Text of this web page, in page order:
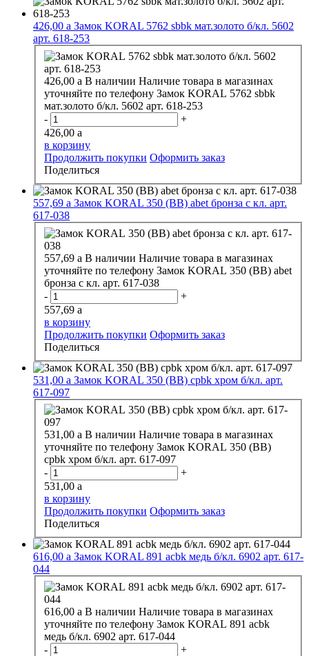
426,00 a Замок KORAL 5762 sbbk мат.золото б/кл. 5602
арт. 618-253
426,00 a В наличии Наличие товара в магазинах
уточняйте по телефону Замок KORAL 5762 sbbk
мат.золото б/кл. 5602 арт. 618-253
-
+
426,00 a
в корзину
Продолжить покупки Оформить заказ
Поделиться
557,69 a Замок KORAL 350 (BB) abet бронза с кл. арт.
617-038
557,69 a В наличии Наличие товара в магазинах
уточняйте по телефону Замок KORAL 350 (BB) abet
бронза с кл. арт. 617-038
-
+
557,69 a
в корзину
Продолжить покупки Оформить заказ
Поделиться
531,00 a Замок KORAL 350 (BB) cpbk хром б/кл. арт.
617-097
531,00 a В наличии Наличие товара в магазинах
уточняйте по телефону Замок KORAL 350 (BB)
cpbk хром б/кл. арт. 617-097
-
+
531,00 a
в корзину
Продолжить покупки Оформить заказ
Поделиться
616,00 a Замок KORAL 891 acbk медь б/кл. 6902 арт. 617-
044
616,00 a В наличии Наличие товара в магазинах
уточняйте по телефону Замок KORAL 891 acbk
медь б/кл. 6902 арт. 617-044
-
+